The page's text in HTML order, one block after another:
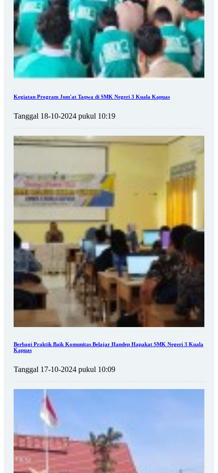
Kegiatan Program Jum'at Taqwa di SMK Negeri 3 Kuala Kapuas
Tanggal 18-10-2024 pukul 10:19
Berbagi Praktik Baik Komunitas Belajar Handep Hapakat SMK Negeri 3 Kuala
Kapuas
Tanggal 17-10-2024 pukul 10:09